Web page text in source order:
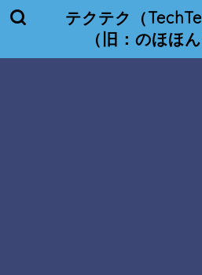
テクテク（
（旧：のほほ